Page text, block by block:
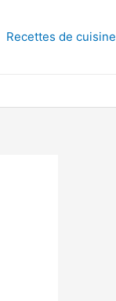
Recettes de cuisine